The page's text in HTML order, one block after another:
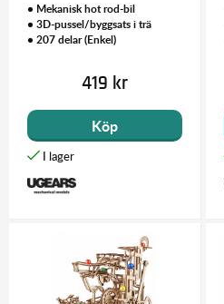
• Mekanisk hot rod-bil
• 3D-pussel/byggsats i trä
• 207 delar (Enkel)
419 kr
Köp